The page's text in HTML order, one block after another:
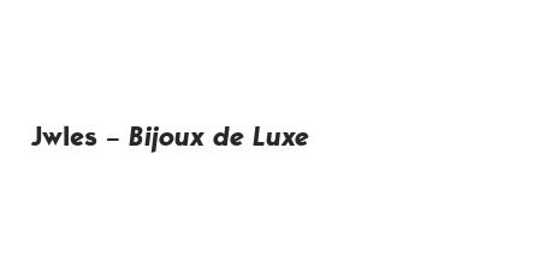
Jwles – Bijoux de Luxe